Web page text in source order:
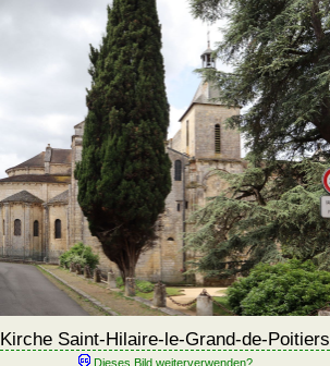
Kirche Saint-Hilaire-le-Grand-de-Poitiers